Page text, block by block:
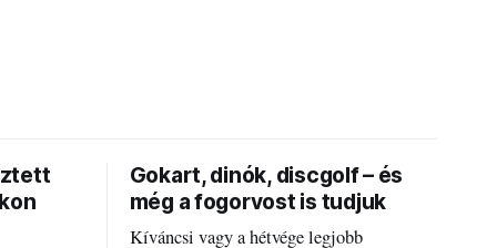
Gokart, dinók, discgolf – és
még a fogorvost is tudjuk
Kíváncsi vagy a hétvége legjobb